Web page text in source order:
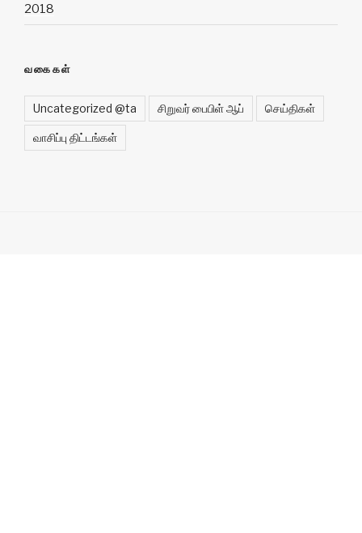
2018
வகைகள்
Uncategorized @ta சிறுவர் பைபிள் ஆப் செய்திகள்
வாசிப்பு திட்டங்கள்